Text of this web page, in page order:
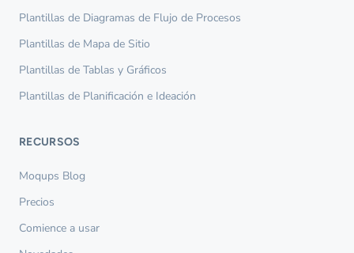
Plantillas de Diagramas de Flujo de Procesos
Plantillas de Mapa de Sitio
Plantillas de Tablas y Gráficos
Plantillas de Planificación e Ideación
RECURSOS
Moqups Blog
Precios
Comience a usar